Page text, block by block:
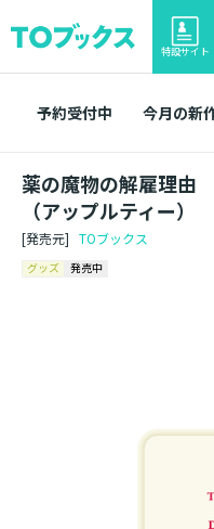
特設サイト
予約受付中 今月の新
薬の魔物の解雇理由
（アップルティー）
[発売元] TOブックス
グッズ 発売中